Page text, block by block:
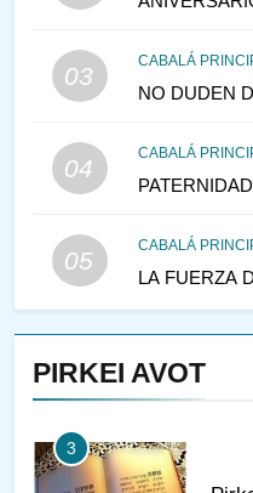
03
CABALÁ
NO DUDEN
04
CABALÁ
05
CABALÁ
LA FUERZA
PIRKEI AVOT
LAS
2
A
3